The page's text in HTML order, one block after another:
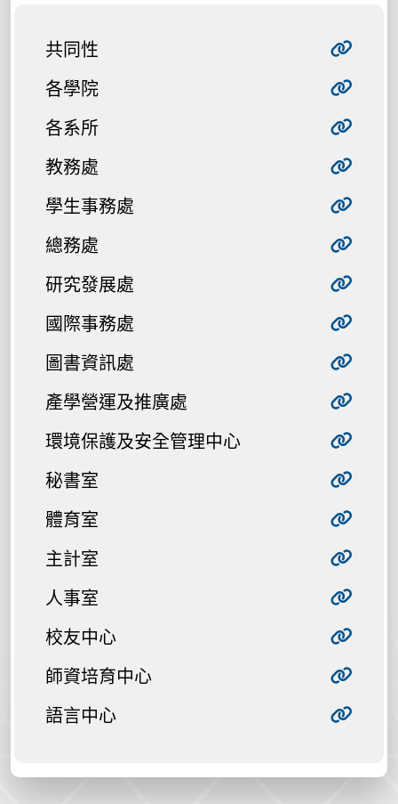
共同性
各學院
各系所
教務處
學生事務處
總務處
研究發展處
國際事務處
圖書資訊處
產學營運及推廣處
環境保護及安全管理中心
秘書室
體育室
主計室
人事室
校友中心
師資培育中心
語言中心